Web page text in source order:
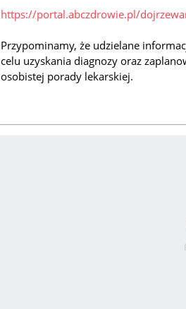
https://portal.abczdrowie.pl/
Przypominamy, że udzielane
celu uzyskania diagnozy oraz
osobistej porady lekarskiej.